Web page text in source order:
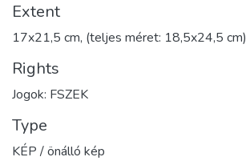
Extent
17x21,5 cm, (teljes méret: 18,5x24,5 cm)
Rights
Jogok: FSZEK
Type
KÉP / önálló kép